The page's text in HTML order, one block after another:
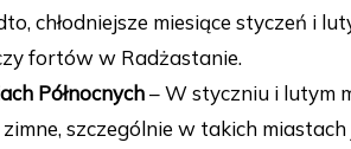
chłodniejsze miesiące styczeń i
fortów w Radżastanie.
Północnych– W styczniu i lutym
szczególnie w takich